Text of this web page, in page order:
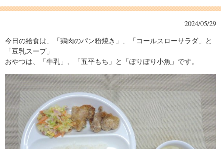
2024/05/29
今日の給食は、「鶏肉のパン粉焼き」、「コールスローサラダ」と
「豆乳スープ」
おやつは、「牛乳」、「五平もち」と「ぽりぽり小魚」です。